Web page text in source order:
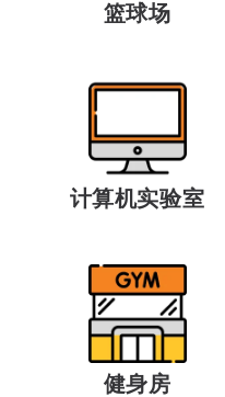
篮球场
计算机实验室
健身房